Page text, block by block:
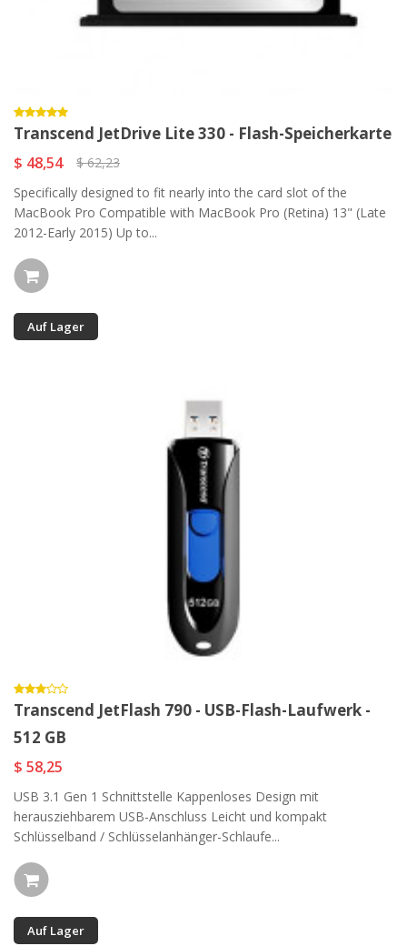
Transcend JetDrive Lite 330 - Flash-Speicherkarte
$ 48,54
$ 62,23
Specifically designed to fit nearly into the card slot of the
MacBook Pro Compatible with MacBook Pro (Retina) 13" (Late
2012-Early 2015) Up to...
Auf Lager
Transcend JetFlash 790 - USB-Flash-Laufwerk -
512 GB
$ 58,25
USB 3.1 Gen 1 Schnittstelle Kappenloses Design mit
herausziehbarem USB-Anschluss Leicht und kompakt
Schlüsselband / Schlüsselanhänger-Schlaufe...
Auf Lager